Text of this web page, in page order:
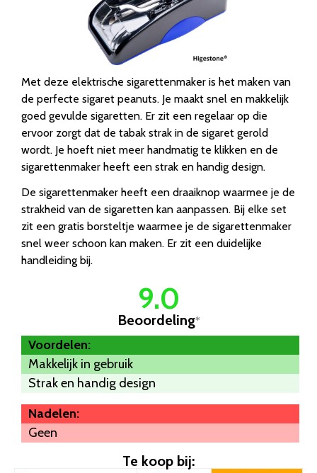
Met deze elektrische sigarettenmaker is het maken van
de perfecte sigaret peanuts. Je maakt snel en makkelijk
goed gevulde sigaretten. Er zit een regelaar op die
ervoor zorgt dat de tabak strak in de sigaret gerold
wordt. Je hoeft niet meer handmatig te klikken en de
sigarettenmaker heeft een strak en handig design.
De sigarettenmaker heeft een draaiknop waarmee je de
strakheid van de sigaretten kan aanpassen. Bij elke set
zit een gratis borsteltje waarmee je de sigarettenmaker
snel weer schoon kan maken. Er zit een duidelijke
handleiding bij.
9.0
Beoordeling*
Voordelen:
Makkelijk in gebruik
Strak en handig design
Nadelen:
Geen
Te koop bij: